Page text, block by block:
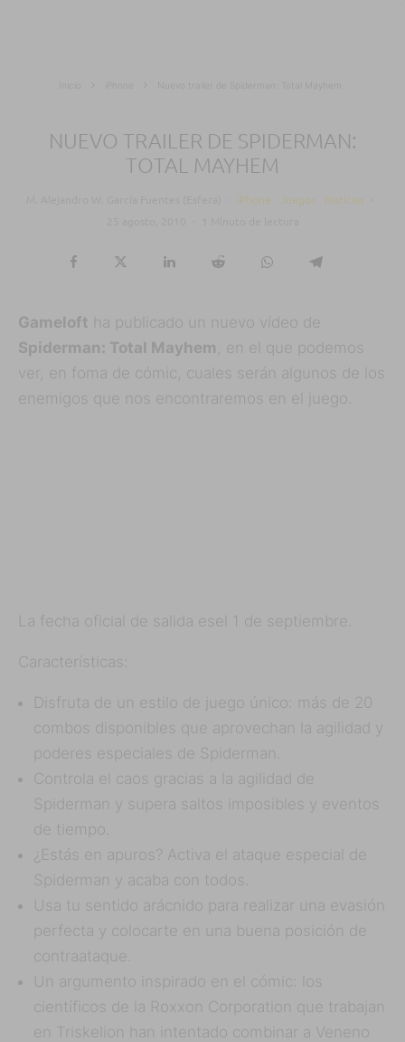
Nuevo trailer de Spiderman: Total Mayhem
NUEVO TRAILER DE SPIDERMAN:
TOTAL MAYHEM
iPhone Juegos Noticias
Gameloft ha publicado un nuevo vídeo de
Spiderman: Total Mayhem , en el que podemos
ver, en foma de cómic, cuales serán algunos de los
enemigos que nos encontraremos en el juego.
La fecha oficial de salida esel 1 de septiembre.
Características:
Disfruta de un estilo de juego único: más de 20
combos disponibles que aprovechan la agilidad y
poderes especiales de Spiderman.
Controla el caos gracias a la agilidad de
Spiderman y supera saltos imposibles y eventos
de tiempo.
¿Estás en apuros? Activa el ataque especial de
Spiderman y acaba con todos.
Usa tu sentido arácnido para realizar una evasión
perfecta y colocarte en una buena posición de
contraataque.
Un argumento inspirado en el cómic: los
científicos de la Roxxon Corporation que trabajan
en Triskelion han intentado combinar a Veneno